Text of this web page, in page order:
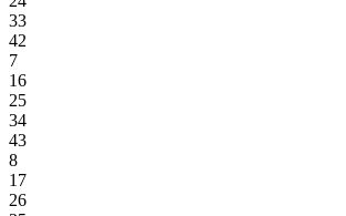
33
42
7
16
25
34
43
8
17
26